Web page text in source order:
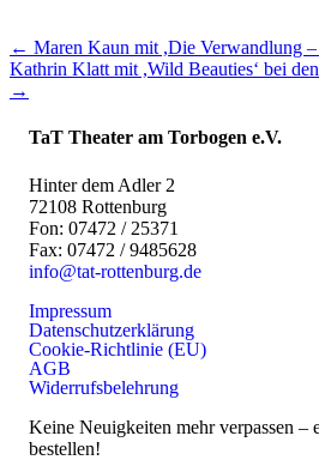
← Maren Kaun mit ,Die Verwandlung –
Kathrin Klatt mit ,Wild Beauties‘ bei
→
TaT Theater am Torbogen e.V.
Hinter dem Adler 2
72108 Rottenburg
Fon: 07472 / 25371
Fax: 07472 / 9485628
info@tat-rottenburg.de
Impressum
Datenschutzerklärung
Cookie-Richtlinie (EU)
AGB
Widerrufsbelehrung
Keine Neuigkeiten mehr verpassen –
bestellen!